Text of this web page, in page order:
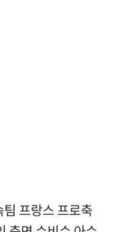
프랑스 프로축